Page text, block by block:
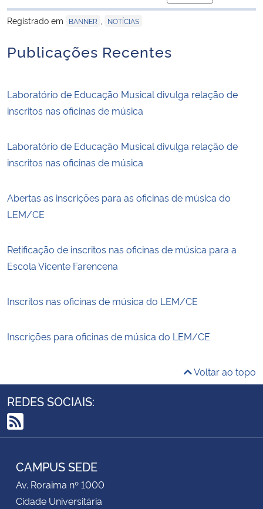
para área de
Registrado em
BANNER NOTÍCIAS
Publicações Recentes
Laboratório de Educação Musical divulga relação de
inscritos nas oficinas de música
Laboratório de Educação Musical divulga relação de
inscritos nas oficinas de música
Abertas as inscrições para as oficinas de música do
LEM/CE
Retificação de inscritos nas oficinas de música para a
Escola Vicente Farencena
Inscritos nas oficinas de música do LEM/CE
Inscrições para oficinas de música do LEM/CE
Voltar ao topo
REDES SOCIAIS:
RSS
CAMPUS SEDE
Av. Roraima nº 1000
Cidade Universitária